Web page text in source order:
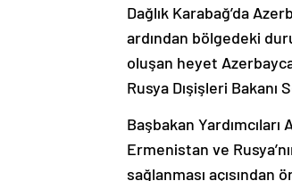
Dağlık Karabağ’da
ardından bölgedeki
oluşan heyet
Rusya Dışişleri Bakanı
Başbakan
Ermenistan ve
sağlanması açısından